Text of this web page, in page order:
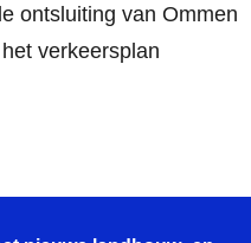
ontsluiting van Ommen
verkeersplan